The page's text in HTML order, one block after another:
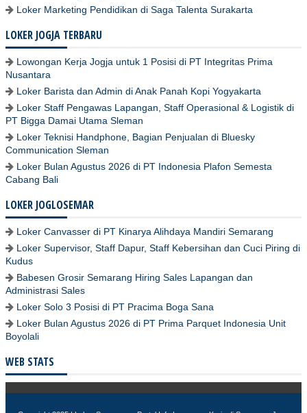
Loker Marketing Pendidikan di Saga Talenta Surakarta
LOKER JOGJA TERBARU
Lowongan Kerja Jogja untuk 1 Posisi di PT Integritas Prima
Nusantara
Loker Barista dan Admin di Anak Panah Kopi Yogyakarta
Loker Staff Pengawas Lapangan, Staff Operasional & Logistik di
PT Bigga Damai Utama Sleman
Loker Teknisi Handphone, Bagian Penjualan di Bluesky
Communication Sleman
Loker Bulan Agustus 2026 di PT Indonesia Plafon Semesta
Cabang Bali
LOKER JOGLOSEMAR
Loker Canvasser di PT Kinarya Alihdaya Mandiri Semarang
Loker Supervisor, Staff Dapur, Staff Kebersihan dan Cuci Piring di
Kudus
Babesen Grosir Semarang Hiring Sales Lapangan dan
Administrasi Sales
Loker Solo 3 Posisi di PT Pracima Boga Sana
Loker Bulan Agustus 2026 di PT Prima Parquet Indonesia Unit
Boyolali
WEB STATS